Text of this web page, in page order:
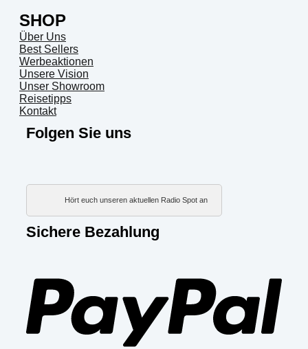
SHOP
Über Uns
Best Sellers
Werbeaktionen
Unsere Vision
Unser Showroom
Reisetipps
Kontakt
Folgen Sie uns
Hört euch unseren aktuellen Radio Spot an
Sichere Bezahlung